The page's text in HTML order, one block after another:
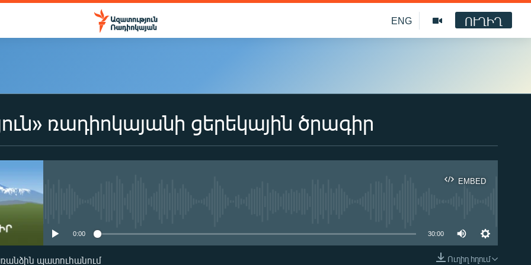
ENG ՈՒՂԻՂ
ռադիոկայանի ցերեկային ծրագիր
EMBED
0:00 30:00
Ուղիղ հղում
պատուհանում